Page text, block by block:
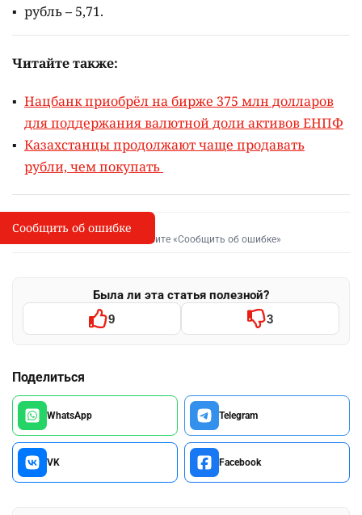
рубль – 5,71.
Читайте также:
Нацбанк приобрёл на бирже 375 млн долларов
для поддержания валютной доли активов ЕНПФ
Казахстанцы продолжают чаще продавать
рубли, чем покупать
I
Сообщить об опечатке
Выделите фрагмент и нажмите «Сообщить об ошибке»
Была ли эта статья полезной?
9 3
Поделиться
WhatsApp Telegram
VK Facebook
Сообщить об ошибке